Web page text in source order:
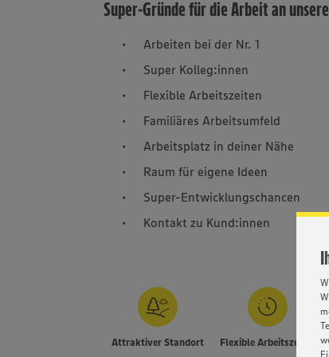
Super-Gründe für die Arbeit an
Arbeiten bei der Nr. 1
Super Kolleg:innen
Flexible Arbeitszeiten
Familiäres Arbeitsumfeld
Arbeitsplatz in deiner Nähe
Raum für eigene Ideen
Super-Entwicklungschancen
Kontakt zu Kund:innen
Attraktiver Standort Flexible Arbeitszeiten